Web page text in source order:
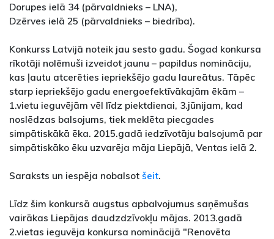
Dorupes ielā 34 (pārvaldnieks – LNA),
Dzērves ielā 25 (pārvaldnieks – biedrība).
Konkurss Latvijā noteik jau sesto gadu. Šogad konkursa
rīkotāji nolēmuši izveidot jaunu – papildus nomināciju,
kas ļautu atcerēties iepriekšējo gadu laureātus. Tāpēc
starp iepriekšējo gadu energoefektīvākajām ēkām –
1.vietu ieguvējām vēl līdz piektdienai, 3.jūnijam, kad
noslēdzas balsojums, tiek meklēta piecgades
simpātiskākā ēka. 2015.gadā iedzīvotāju balsojumā par
simpātiskāko ēku uzvarēja māja Liepājā, Ventas ielā 2.
Saraksts un iespēja nobalsot šeit.
Līdz šim konkursā augstus apbalvojumus saņēmušas
vairākas Liepājas daudzdzīvokļu mājas. 2013.gadā
2.vietas ieguvēja konkursa nominācijā "Renovēta